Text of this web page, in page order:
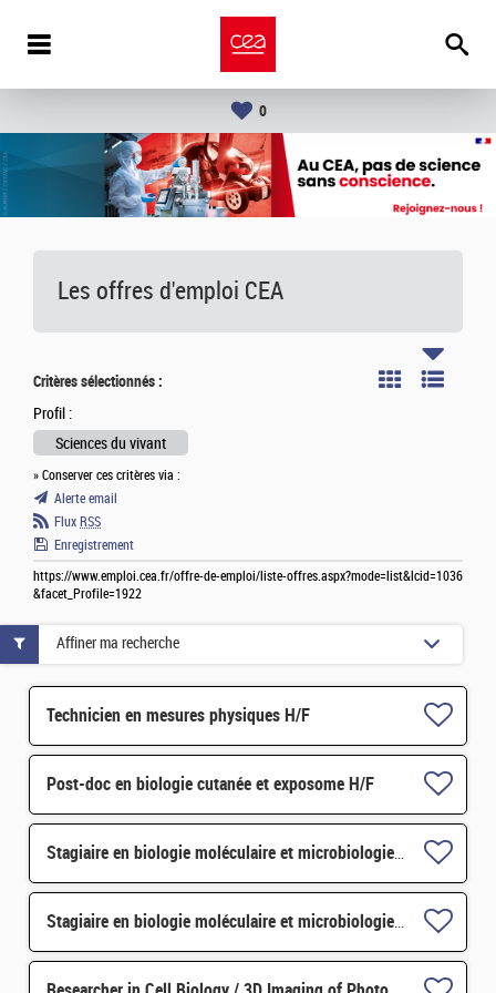
0
Les offres d'emploi CEA
Critères sélectionnés :
Profil :
Sciences du vivant
» Conserver ces critères via :
Alerte email
Flux RSS
Enregistrement
https://www.emploi.cea.fr/offre-de-emploi/liste-offres.aspx?mode=list&lcid=1036
&facet_Profile=1922
Technicien en mesures physiques H/F
Post-doc en biologie cutanée et exposome H/F
Stagiaire en biologie moléculaire et microbiologie H/F Février 2027
Stagiaire en biologie moléculaire et microbiologie H/F Octobre 2027
Affiner ma recherche